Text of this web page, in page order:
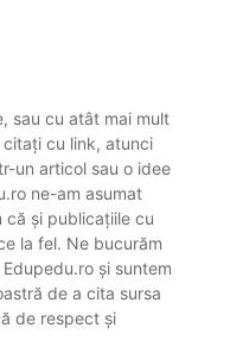
sau cu atât mai mult
cu link, atunci
un articol sau o idee
ne-am asumat
că și publicațiile cu
la fel. Ne bucurăm
și suntem
de a cita sursa
de respect și